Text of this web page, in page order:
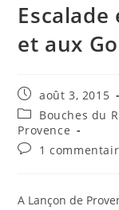
et aux
Publication
publiée :
août 3, 2015
Post
category:
Bouches du
Provence
Commentaires
publication :
1
A Lançon de